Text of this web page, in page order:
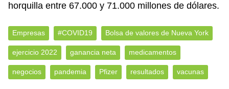
horquilla entre 67.000 y 71.000 millones de dólares.
Empresas #COVID19 Bolsa de valores de Nueva York
ejercicio 2022 ganancia neta medicamentos
negocios pandemia Pfizer resultados vacunas